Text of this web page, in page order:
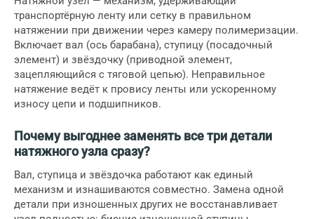
транспортёрную ленту или сетку в правильном
натяжении при движении через камеру полимеризации.
Включает вал (ось барабана), ступицу (посадочный
элемент) и звёздочку (приводной элемент,
зацепляющийся с тяговой цепью). Неправильное
натяжение ведёт к провису ленты или ускоренному
износу цепи и подшипников.
Почему выгоднее заменять все три детали
натяжного узла сразу?
Вал, ступица и звёздочка работают как единый
механизм и изнашиваются совместно. Замена одной
детали при изношенных других не восстанавливает